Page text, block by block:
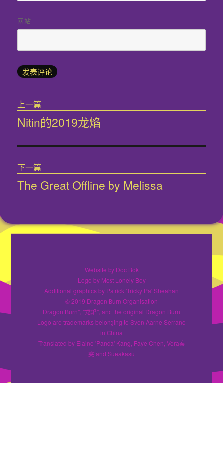
网站
章
上一篇
上
文
章：
Nitin的2019龙焰
下一篇
下
章：
The Great Offline by Melissa
Website by Doc Bok
Logo by Most Lonely Boy
Additional graphics by Patrick 'Tricky Pa' Sheahan
© 2019 Dragon Burn Organisation
Dragon Burn", "龙焰", and the original Dragon Burn
Logo are trademarks belonging to Sven Aarne Serrano
in China
Translated by Elaine 'Panda' Kang, Faye Chen, Vera秦
雯 and Sueakasu